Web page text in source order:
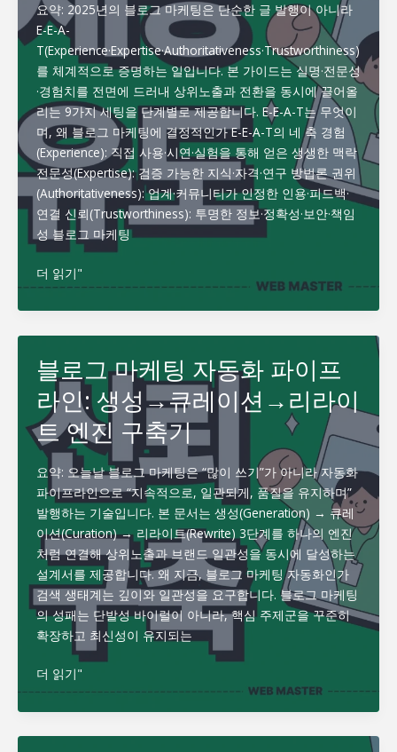
전
략:
롱
폼/
쇼
트
폼
비
율
과
내
부
크
최
적
화
요약: 2025년의 블로그 마케팅은 단순한 글 발행이 아니라
E-E-A-
T(Experience·Expertise·Authoritativeness·Trustworthiness)
를 체계적으로 증명하는 일입니다. 본 가이드는 실명·전문성
·경험치를 전면에 드러내 상위노출과 전환을 동시에 끌어올
리는 9가지 세팅을 단계별로 제공합니다. E-E-A-T는 무엇이
며, 왜 블로그 마케팅에 결정적인가 E-E-A-T의 네 축 경험
(Experience): 직접 사용·시연·실험을 통해 얻은 생생한 맥락
전문성(Expertise): 검증 가능한 지식·자격·연구 방법론 권위
(Authoritativeness): 업계·커뮤니티가 인정한 인용·피드백·
연결 신뢰(Trustworthiness): 투명한 정보·정확성·보안·책임
성 블로그 마케팅
블
로
그
마
팅
과
E-
E-
A-
T
증
명:
실
명
·
전
문
성
경
드
더 읽기"
블로그 마케팅 자동화 파이프
라인: 생성→큐레이션→리라이
트 엔진 구축기
요약: 오늘날 블로그 마케팅은 “많이 쓰기”가 아니라 자동화
파이프라인으로 “지속적으로, 일관되게, 품질을 유지하며”
발행하는 기술입니다. 본 문서는 생성(Generation) → 큐레
이션(Curation) → 리라이트(Rewrite) 3단계를 하나의 엔진
처럼 연결해 상위노출과 브랜드 일관성을 동시에 달성하는
설계서를 제공합니다. 왜 지금, 블로그 마케팅 자동화인가
검색 생태계는 깊이와 일관성을 요구합니다. 블로그 마케팅
의 성패는 단발성 바이럴이 아니라, 핵심 주제군을 꾸준히
확장하고 최신성이 유지되는
블
로
그
마
더 읽기"